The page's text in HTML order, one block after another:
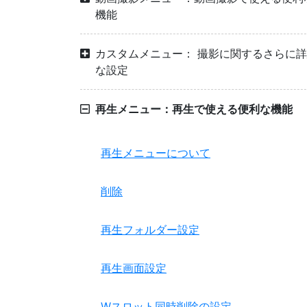
機能
カスタムメニュー： 撮影に関するさらに
な設定
再生メニュー：再生で使える便利な機能
再生メニューについて
削除
再生フォルダー設定
再生画面設定